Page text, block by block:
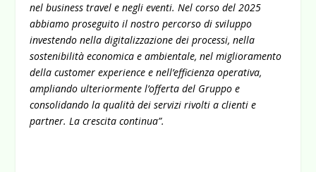
nel business travel e negli eventi. Nel corso del 2025
abbiamo proseguito il nostro percorso di sviluppo
investendo nella digitalizzazione dei processi, nella
sostenibilità economica e ambientale, nel miglioramento
della customer experience e nell’efficienza operativa,
ampliando ulteriormente l’offerta del Gruppo e
consolidando la qualità dei servizi rivolti a clienti e
partner. La crescita continua”.